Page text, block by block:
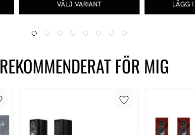
REKOMMENDERAT FÖR MIG